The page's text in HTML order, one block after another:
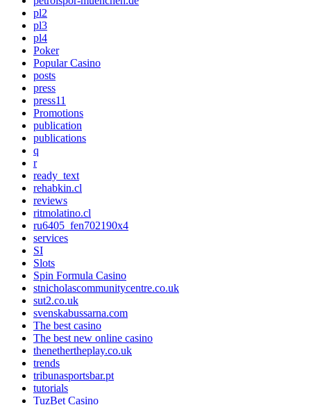
pl2
pl3
pl4
Poker
Popular Casino
posts
press
press11
Promotions
publication
publications
q
r
ready_text
rehabkin.cl
reviews
ritmolatino.cl
ru6405_fen702190x4
services
SI
Slots
Spin Formula Casino
stnicholascommunitycentre.co.uk
sut2.co.uk
svenskabussarna.com
The best casino
The best new online casino
thenethertheplay.co.uk
trends
tribunasportsbar.pt
tutorials
TuzBet Casino